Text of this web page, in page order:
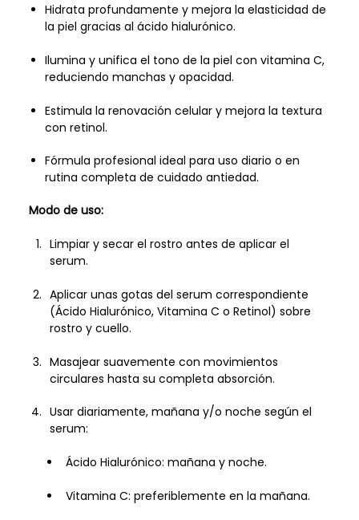
Hidrata profundamente y mejora la elasticidad de
la piel gracias al ácido hialurónico.
Ilumina y unifica el tono de la piel con vitamina C,
reduciendo manchas y opacidad.
Estimula la renovación celular y mejora la textura
con retinol.
Fórmula profesional ideal para uso diario o en
rutina completa de cuidado antiedad.
Modo de uso:
Limpiar y secar el rostro antes de aplicar el
serum.
Aplicar unas gotas del serum correspondiente
(Ácido Hialurónico, Vitamina C o Retinol) sobre
rostro y cuello.
Masajear suavemente con movimientos
circulares hasta su completa absorción.
Usar diariamente, mañana y/o noche según el
serum:
Ácido Hialurónico: mañana y noche.
Vitamina C: preferiblemente en la mañana.